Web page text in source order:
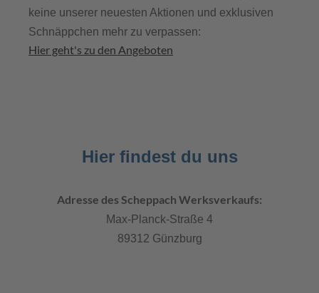
keine unserer neuesten Aktionen und exklusiven
Schnäppchen mehr zu verpassen:
Hier geht's zu den Angeboten
Hier findest du uns
Adresse des Scheppach Werksverkaufs:
Max-Planck-Straße 4
89312 Günzburg